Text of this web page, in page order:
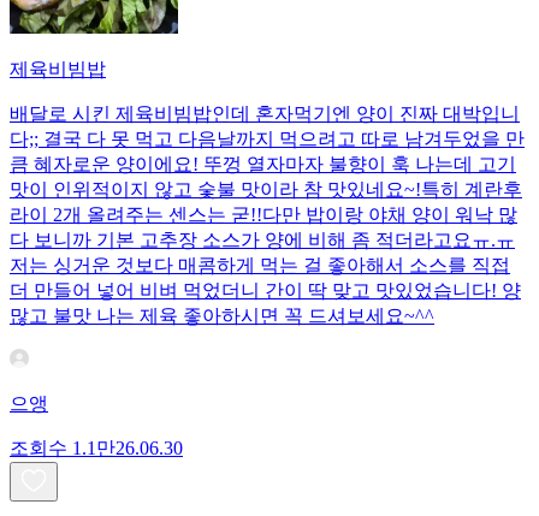
제육비빔밥
배달로 시킨 제육비빔밥인데 혼자먹기엔 양이 진짜 대박입니
다;; 결국 다 못 먹고 다음날까지 먹으려고 따로 남겨두었을 만
큼 혜자로운 양이에요! 뚜껑 열자마자 불향이 훅 나는데 고기
맛이 인위적이지 않고 숯불 맛이라 참 맛있네요~!특히 계란후
라이 2개 올려주는 센스는 굳!! ​다만 밥이랑 야채 양이 워낙 많
다 보니까 기본 고추장 소스가 양에 비해 좀 적더라고요ㅠ.ㅠ
저는 싱거운 것보다 매콤하게 먹는 걸 좋아해서 소스를 직접
더 만들어 넣어 비벼 먹었더니 간이 딱 맞고 맛있었습니다! 양
많고 불맛 나는 제육 좋아하시면 꼭 드셔보세요~^^
으앵
조회수 1.1만26.06.30